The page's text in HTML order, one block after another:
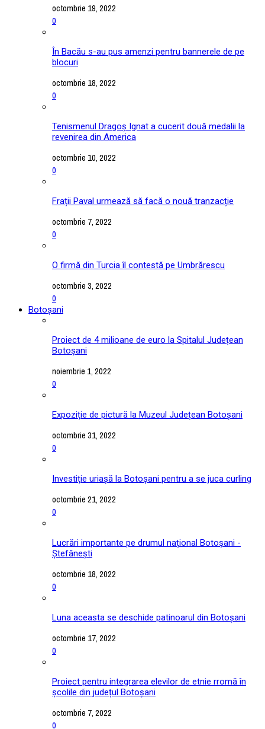
octombrie 19, 2022
0
În Bacău s-au pus amenzi pentru bannerele de pe
blocuri
octombrie 18, 2022
0
Tenismenul Dragoș Ignat a cucerit două medalii la
revenirea din America
octombrie 10, 2022
0
Frații Paval urmează să facă o nouă tranzacție
octombrie 7, 2022
0
O firmă din Turcia îl contestă pe Umbrărescu
octombrie 3, 2022
0
Botoșani
Proiect de 4 milioane de euro la Spitalul Județean
Botoșani
noiembrie 1, 2022
0
Expoziție de pictură la Muzeul Județean Botoșani
octombrie 31, 2022
0
Investiție uriașă la Botoșani pentru a se juca curling
octombrie 21, 2022
0
Lucrări importante pe drumul național Botoșani -
Ștefănești
octombrie 18, 2022
0
Luna aceasta se deschide patinoarul din Botoșani
octombrie 17, 2022
0
Proiect pentru integrarea elevilor de etnie rromă în
școlile din județul Botoșani
octombrie 7, 2022
0